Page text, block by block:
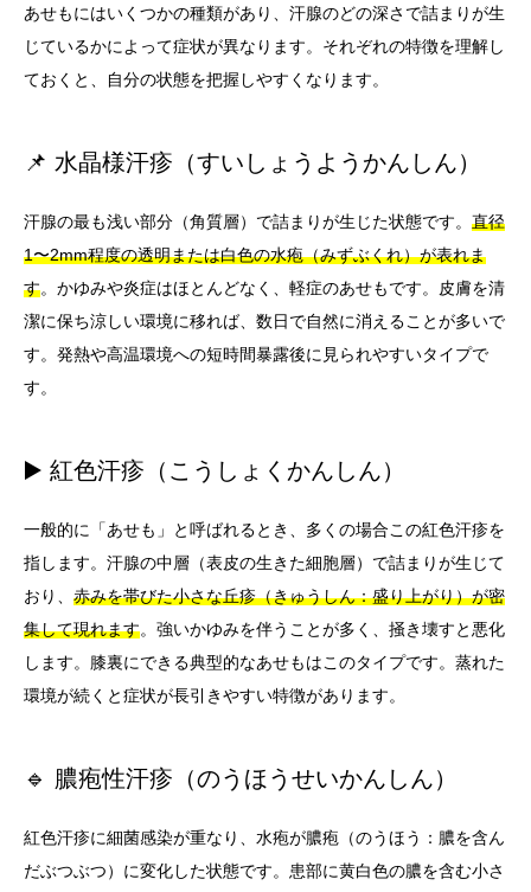
あせもにはいくつかの種類があり、汗腺のどの深さで詰まりが生
じているかによって症状が異なります。それぞれの特徴を理解し
ておくと、自分の状態を把握しやすくなります。
📌 水晶様汗疹（すいしょうようかんしん）
汗腺の最も浅い部分（角質層）で詰まりが生じた状態です。 直径
1〜2mm程度の透明または白色の水疱（みずぶくれ）が表れま
す。かゆみや炎症はほとんどなく、軽症のあせもです。皮膚を清
潔に保ち涼しい環境に移れば、数日で自然に消えることが多いで
す。発熱や高温環境への短時間暴露後に見られやすいタイプで
す。
▶️ 紅色汗疹（こうしょくかんしん）
一般的に「あせも」と呼ばれるとき、多くの場合この紅色汗疹を
指します。汗腺の中層（表皮の生きた細胞層）で詰まりが生じて
おり、 赤みを帯びた小さな丘疹（きゅうしん：盛り上がり）が密
集して現れます。強いかゆみを伴うことが多く、掻き壊すと悪化
します。膝裏にできる典型的なあせもはこのタイプです。蒸れた
環境が続くと症状が長引きやすい特徴があります。
🔹 膿疱性汗疹（のうほうせいかんしん）
紅色汗疹に細菌感染が重なり、水疱が膿疱（のうほう：膿を含ん
だぶつぶつ）に変化した状態です。患部に黄白色の膿を含む小さ